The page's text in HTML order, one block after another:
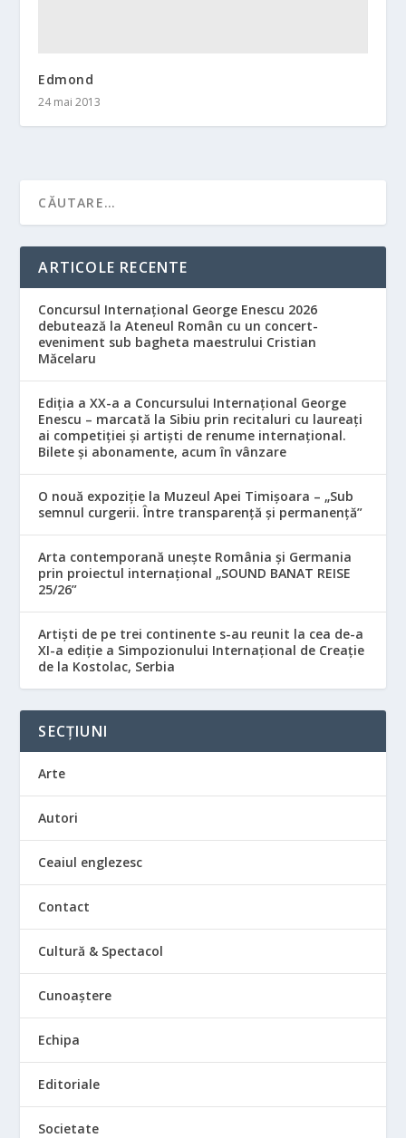
Edmond
24 mai 2013
ARTICOLE RECENTE
Concursul Internațional George Enescu 2026
debutează la Ateneul Român cu un concert-
eveniment sub bagheta maestrului Cristian
Măcelaru
Ediția a XX-a a Concursului Internațional George
Enescu – marcată la Sibiu prin recitaluri cu laureați
ai competiției și artiști de renume internațional.
Bilete și abonamente, acum în vânzare
O nouă expoziție la Muzeul Apei Timișoara – „Sub
semnul curgerii. Între transparență și permanență”
Arta contemporană unește România și Germania
prin proiectul internațional „SOUND BANAT REISE
25/26”
Artiști de pe trei continente s-au reunit la cea de-a
XI-a ediție a Simpozionului Internațional de Creație
de la Kostolac, Serbia
SECȚIUNI
Arte
Autori
Ceaiul englezesc
Contact
Cultură & Spectacol
Cunoaștere
Echipa
Editoriale
Societate